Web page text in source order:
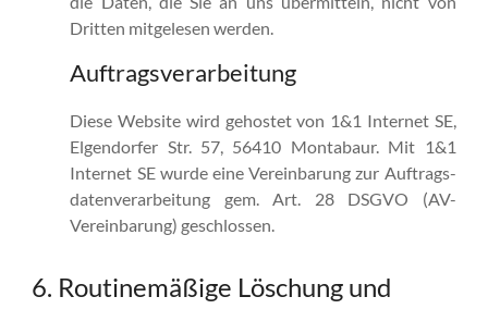
Dritten mitgelesen werden.
Auftragsverarbeitung
Diese Website wird gehostet von 1&1 Internet SE,
Elgendorfer Str. 57, 56410 Montabaur. Mit 1&1
Internet SE wurde eine Vereinbarung zur Auftrags­
daten­verarbeitung gem. Art. 28 DSGVO (AV-
Vereinbarung) geschlossen.
6. Routinemäßige Löschung und